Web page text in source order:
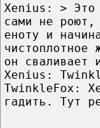
Xenius: > Это
сами не роют,
еноту и
чистоплотное
он сваливает
Xenius:
TwinkleFox:
гадить. Тут